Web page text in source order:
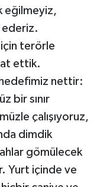
eğilmeyiz,
ederiz.
terörle
ettik.
nettir:
bir sınır
çalışıyoruz,
dimdik
gömülecek
Yurt içinde ve